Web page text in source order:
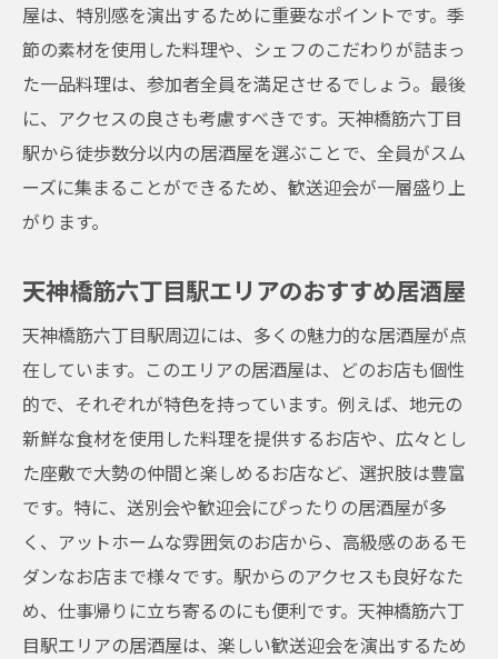
美味しい料理とドリンクの組み合わせ
天神橋筋六丁目駅エリアのグルメ情報
天神橋筋六丁目駅の居酒屋で忘れられない送別
会と歓迎会を楽しむ方法
送別会と歓迎会の計画のポイント
送別会と歓迎会を盛り上げる演出アイデア
居酒屋での思い出作りの秘訣
忘れられない歓送迎会を実現するために
居酒屋で絆を深める天神橋筋六丁目駅の歓送迎
会が人気の理由
居酒屋での歓送迎会が人気の理由
絆を深めるための居酒屋選び
天神橋筋六丁目駅エリアのおすすめ居酒屋
居酒屋での歓送迎会の魅力
絆を深めるための居酒屋での過ごし方
屋は、特別感を演出するために重要なポイントです。季
節の素材を使用した料理や、シェフのこだわりが詰まっ
た一品料理は、参加者全員を満足させるでしょう。最後
に、アクセスの良さも考慮すべきです。天神橋筋六丁目
駅から徒歩数分以内の居酒屋を選ぶことで、全員がスム
ーズに集まることができるため、歓送迎会が一層盛り上
がります。
天神橋筋六丁目駅エリアのおすすめ居酒屋
天神橋筋六丁目駅周辺には、多くの魅力的な居酒屋が点
在しています。このエリアの居酒屋は、どのお店も個性
的で、それぞれが特色を持っています。例えば、地元の
新鮮な食材を使用した料理を提供するお店や、広々とし
た座敷で大勢の仲間と楽しめるお店など、選択肢は豊富
です。特に、送別会や歓迎会にぴったりの居酒屋が多
く、アットホームな雰囲気のお店から、高級感のあるモ
ダンなお店まで様々です。駅からのアクセスも良好なた
め、仕事帰りに立ち寄るのにも便利です。天神橋筋六丁
目駅エリアの居酒屋は、楽しい歓送迎会を演出するため